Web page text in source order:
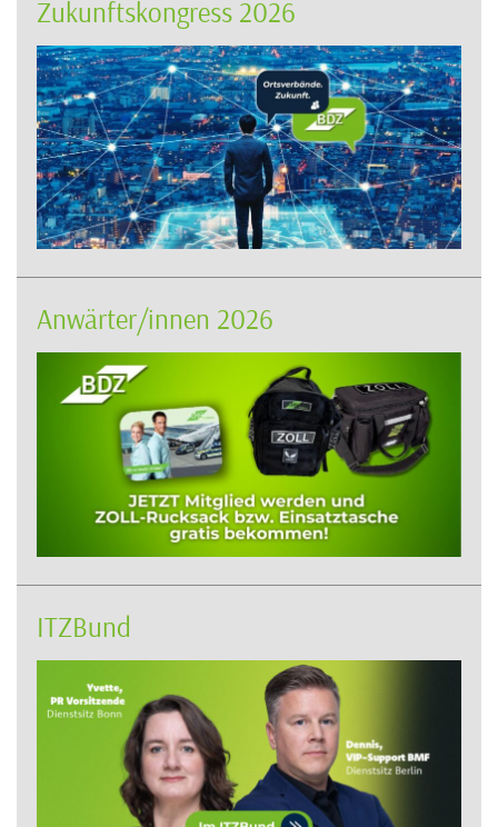
Zukunftskongress 2026
Anwärter/innen 2026
ITZBund